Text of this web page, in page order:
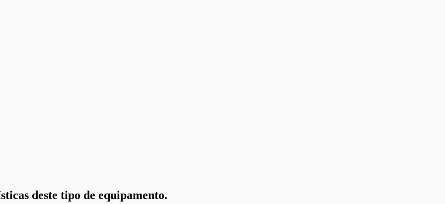
deste tipo de equipamento.